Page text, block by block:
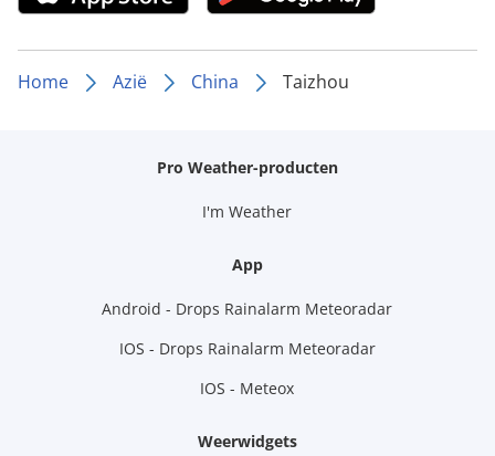
Home Azië China Taizhou
Pro Weather-producten
I'm Weather
App
Android - Drops Rainalarm Meteoradar
IOS - Drops Rainalarm Meteoradar
IOS - Meteox
Weerwidgets